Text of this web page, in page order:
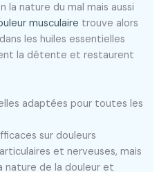
la nature du mal mais aussi
musculaire trouve alors
les huiles essentielles
la détente et restaurent
adaptées pour toutes les
sur douleurs
et nerveuses, mais
nature de la douleur et